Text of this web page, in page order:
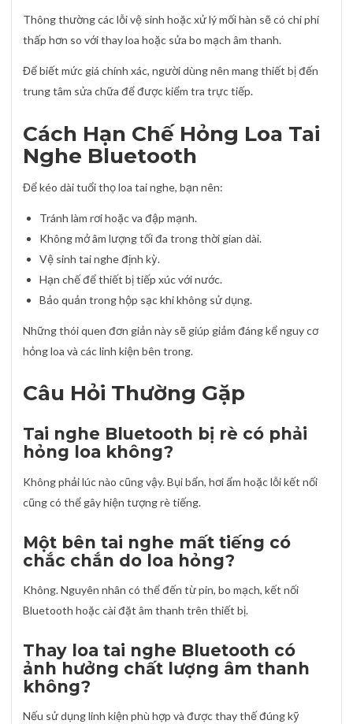
Thông thường các lỗi vệ sinh hoặc xử lý mối hàn sẽ có chi phí
thấp hơn so với thay loa hoặc sửa bo mạch âm thanh.
Để biết mức giá chính xác, người dùng nên mang thiết bị đến
trung tâm sửa chữa để được kiểm tra trực tiếp.
Cách Hạn Chế Hỏng Loa Tai
Nghe Bluetooth
Để kéo dài tuổi thọ loa tai nghe, bạn nên:
Tránh làm rơi hoặc va đập mạnh.
Không mở âm lượng tối đa trong thời gian dài.
Vệ sinh tai nghe định kỳ.
Hạn chế để thiết bị tiếp xúc với nước.
Bảo quản trong hộp sạc khi không sử dụng.
Những thói quen đơn giản này sẽ giúp giảm đáng kể nguy cơ
hỏng loa và các linh kiện bên trong.
Câu Hỏi Thường Gặp
Tai nghe Bluetooth bị rè có phải
hỏng loa không?
Không phải lúc nào cũng vậy. Bụi bẩn, hơi ẩm hoặc lỗi kết nối
cũng có thể gây hiện tượng rè tiếng.
Một bên tai nghe mất tiếng có
chắc chắn do loa hỏng?
Không. Nguyên nhân có thể đến từ pin, bo mạch, kết nối
Bluetooth hoặc cài đặt âm thanh trên thiết bị.
Thay loa tai nghe Bluetooth có
ảnh hưởng chất lượng âm thanh
không?
Nếu sử dụng linh kiện phù hợp và được thay thế đúng kỹ